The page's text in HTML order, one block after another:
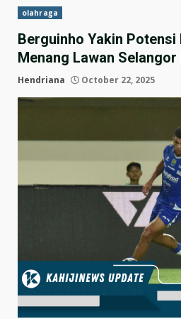
olahraga
Berguinho Yakin Potensi
Menang Lawan Selangor
Hendriana October 22, 2025